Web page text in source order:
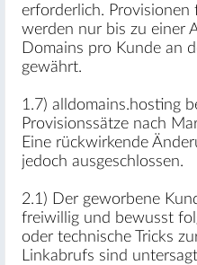
erforderlich.
werden nur bis zu einer
Domains pro Kunde an
gewährt.
1.7) alldomains.hosting
Provisionssätze nach
Eine rückwirkende
jedoch ausgeschlossen.
2.1) Der geworbene
freiwillig und bewusst
oder technische Tricks
Linkabrufs sind